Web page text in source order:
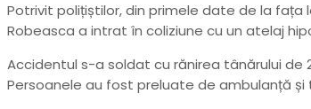
Potrivit polițiștilor, din primele date de la fața
Robeasca a intrat în coliziune cu un atelaj
Accidentul s-a soldat cu rănirea tânărului de
Persoanele au fost preluate de ambulanță